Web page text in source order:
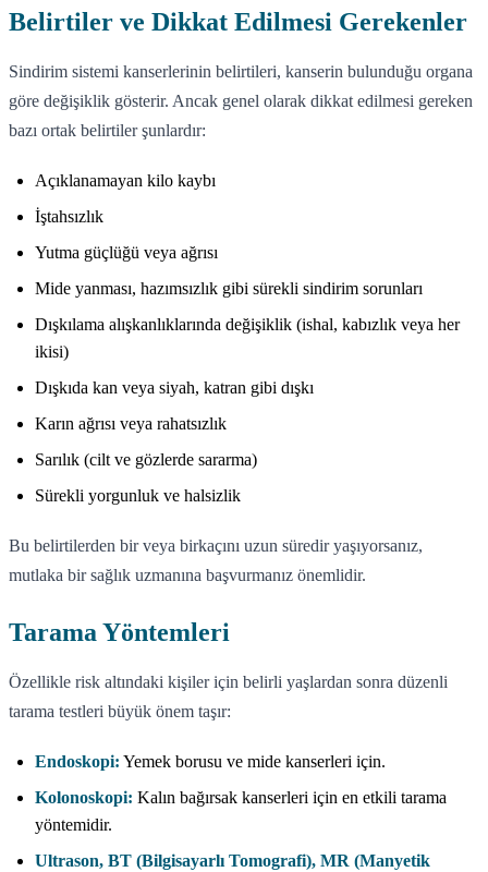
Belirtiler ve Dikkat Edilmesi Gerekenler
Sindirim sistemi kanserlerinin belirtileri, kanserin bulunduğu organa
göre değişiklik gösterir. Ancak genel olarak dikkat edilmesi gereken
bazı ortak belirtiler şunlardır:
Açıklanamayan kilo kaybı
İştahsızlık
Yutma güçlüğü veya ağrısı
Mide yanması, hazımsızlık gibi sürekli sindirim sorunları
Dışkılama alışkanlıklarında değişiklik (ishal, kabızlık veya her
ikisi)
Dışkıda kan veya siyah, katran gibi dışkı
Karın ağrısı veya rahatsızlık
Sarılık (cilt ve gözlerde sararma)
Sürekli yorgunluk ve halsizlik
Bu belirtilerden bir veya birkaçını uzun süredir yaşıyorsanız,
mutlaka bir sağlık uzmanına başvurmanız önemlidir.
Tarama Yöntemleri
Özellikle risk altındaki kişiler için belirli yaşlardan sonra düzenli
tarama testleri büyük önem taşır:
Endoskopi: Yemek borusu ve mide kanserleri için.
Kolonoskopi: Kalın bağırsak kanserleri için en etkili tarama
yöntemidir.
Ultrason, BT (Bilgisayarlı Tomografi), MR (Manyetik